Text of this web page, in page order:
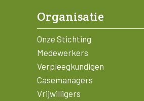
Organisatie
Onze Stichting
Medewerkers
Verpleegkundigen
Casemanagers
Vrijwilligers